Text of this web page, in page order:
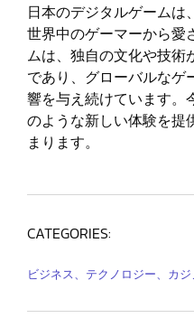
日本のデジタルゲーム
世界中のゲーマーから愛
ムは、独自の文化や技術
であり、グローバルなゲ
響を与え続けています。
のような新しい体験を提
まります。
CATEGORIES:
ビジネス、テクノロジー、カジ